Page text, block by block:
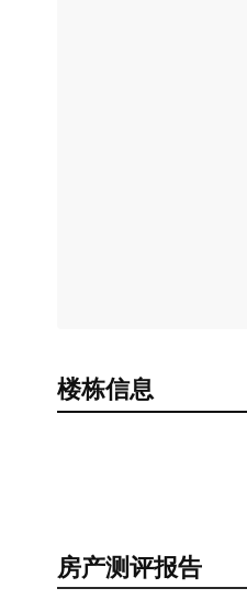
楼栋信息
房产测评报告